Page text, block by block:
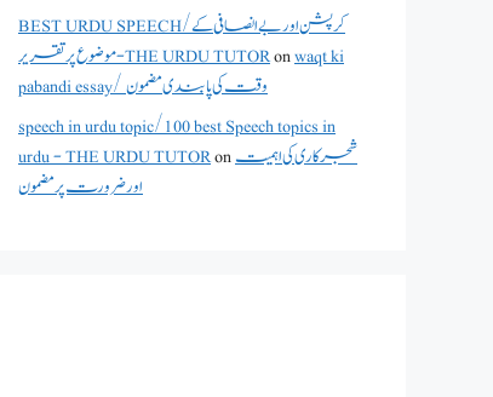
BEST URDU SPEECH/کرپشن اور بے انصافی کے
موضوع پر تقریر - THE URDU TUTORonwaqt ki
pabandi essay/ وقت کی پابندی مضمون
speech in urdu topic/100 best Speech topics in
urdu - THE URDU TUTORonشجرکاری کی اہمیت
اور ضرورت پر مضمون